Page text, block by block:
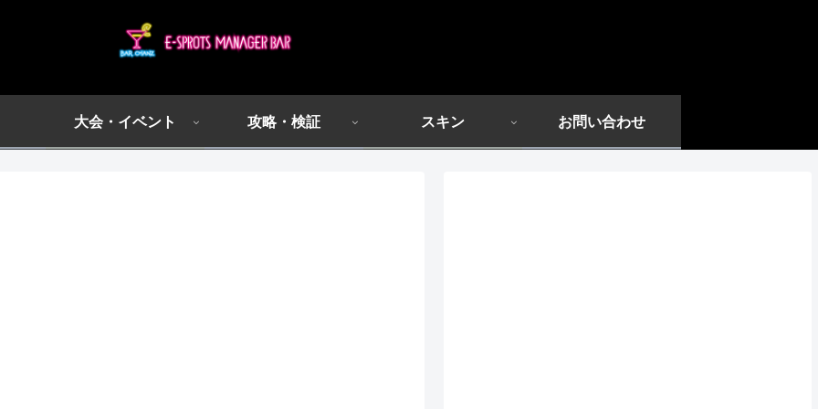
大会・イベント 攻略・検証 スキン お問い合わせ